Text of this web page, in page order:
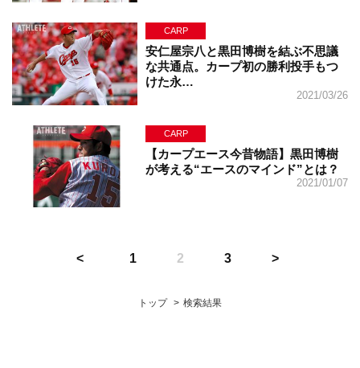
CARP
安仁屋宗八と黒田博樹を結ぶ不思議
な共通点。カープ初の勝利投手もつ
けた永…
2021/03/26
CARP
【カープエース今昔物語】黒田博樹
が考える“エースのマインド”とは？
2021/01/07
1 2 3
トップ 検索結果